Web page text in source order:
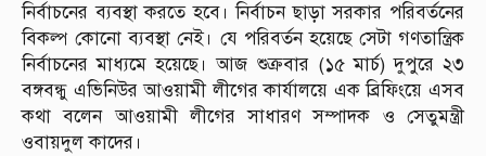
নির্বাচনের ব্যবস্থা করতে হবে। নির্বাচন ছাড়া সরকার পরিবর্তনের
বিকল্প কোনো ব্যবস্থা নেই। যে পরিবর্তন হয়েছে সেটা গণতান্ত্রিক
নির্বাচনের মাধ্যমে হয়েছে। আজ শুক্রবার (১৫ মার্চ) দুপুরে ২৩
বঙ্গবন্ধু এভিনিউর আওয়ামী লীগের কার্যালয়ে এক ব্রিফিংয়ে এসব
কথা বলেন আওয়ামী লীগের সাধারণ সম্পাদক ও সেতুমন্ত্রী
ওবায়দুল কাদের।